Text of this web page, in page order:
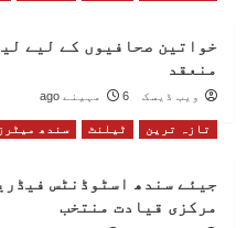
خواتین صحافیوں کے لیے
منعقد
ویب ڈیسک 6 مہینے ago
تازہ ترین ٹیلنٹ سندھ میٹرز
جیئے سندھ اسٹوڈنٹس
مرکزی قیادت منتخب